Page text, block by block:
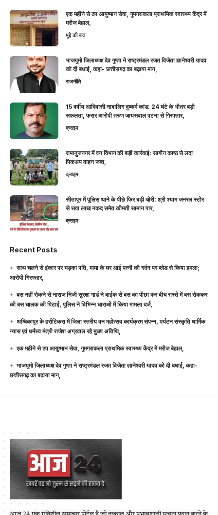
एक महीने से ठप आयुष्मान सेवा, गुमगराकला प्राथमिक स्वास्थ्य केंद्र में
मरीज बेहाल,
मुद्दे की बात
भाजयुमो जिलाध्यक्ष देव गुप्ता ने राष्ट्रमंडल रजत विजेता ज्ञानेश्वरी यादव
को दी बधाई, कहा- छत्तीसगढ़ का बढ़ाया मान,
राजनीति
15 वर्षीय आदिवासी नाबालिग दुष्कर्म कांड: 24 घंटे के भीतर बड़ी
सफलता, फरार आरोपी तरुण जायसवाल पटना से गिरफ्तार,
क्राइम
रामानुजनगर में वन विभाग की बड़ी कार्रवाई: सागौन काष्ठ से लदा
पिकअप वाहन जब्त,
क्राइम
सीतापुर में पुलिस थाने के पीछे फिर बड़ी चोरी: श्री श्याम जनरल स्टोर
से सवा लाख नकद समेत कीमती सामान पार,
क्राइम
Recent Posts
साथ चलने से इंकार पर भड़का पति, मामा के घर आई पत्नी की गर्दन पर ब्लेड से किया हमला;
आरोपी गिरफ्तार,
बस नहीं रोकने से नाराज निजी सुरक्षा गार्ड ने बाईक से बस का पीछा कर बीच रास्ते में बस रोककर
की बस चालक की पिटाई, पुलिस ने विभिन्न धाराओं में किया मामला दर्ज,
अम्बिकापुर के हर्राटिकरा में जिला स्तरीय वन महोत्सव कार्यक्रम संपन्न, पर्यटन संस्कृति धार्मिक
न्यास एवं धर्मस्व मंत्री राजेश अग्रवाल रहे मुख्य अतिथि,
एक महीने से ठप आयुष्मान सेवा, गुमगराकला प्राथमिक स्वास्थ्य केंद्र में मरीज बेहाल,
भाजयुमो जिलाध्यक्ष देव गुप्ता ने राष्ट्रमंडल रजत विजेता ज्ञानेश्वरी यादव को दी बधाई, कहा-
छत्तीसगढ़ का बढ़ाया मान,